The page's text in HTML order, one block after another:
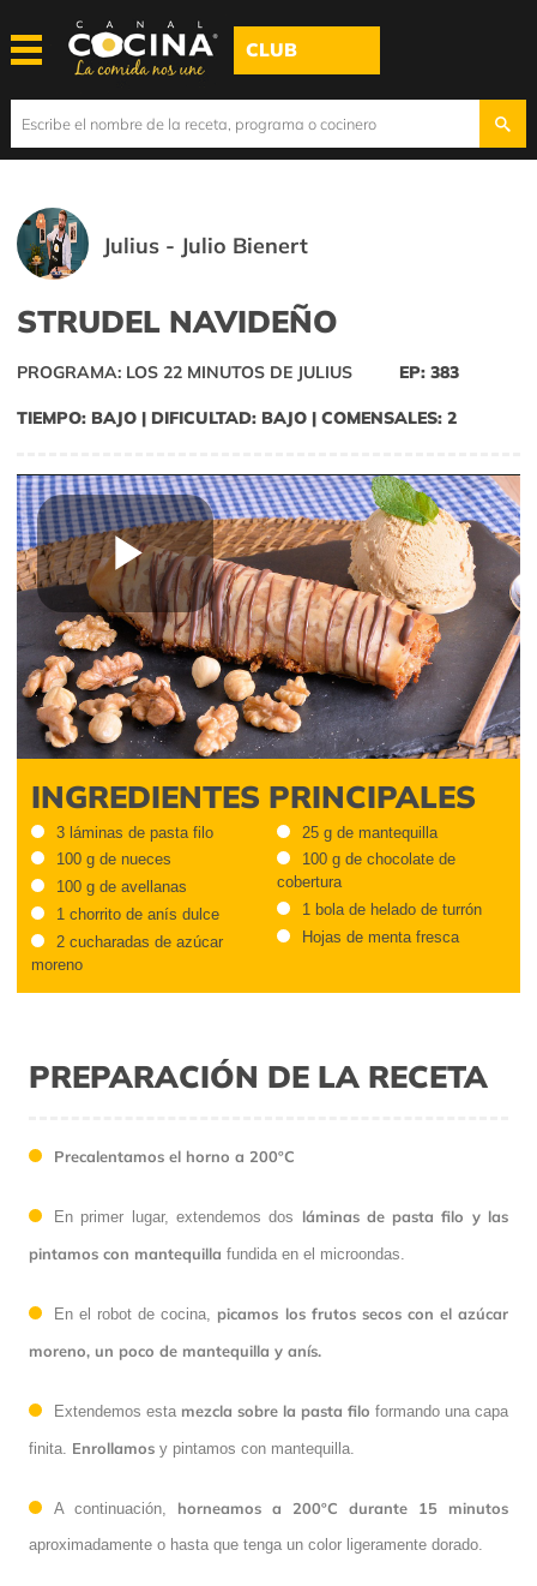
CLUB
Julius - Julio Bienert
STRUDEL NAVIDEÑO
PROGRAMA: LOS 22 MINUTOS DE JULIUS EP: 383
TIEMPO: BAJO | DIFICULTAD: BAJO | COMENSALES: 2
Play
Video
INGREDIENTES PRINCIPALES
3 láminas de pasta filo
100 g de nueces
100 g de avellanas
1 chorrito de anís dulce
2 cucharadas de azúcar
moreno
25 g de mantequilla
100 g de chocolate de
cobertura
1 bola de helado de turrón
Hojas de menta fresca
PREPARACIÓN DE LA RECETA
Precalentamos el horno a 200ºC
En primer lugar, extendemos dos láminas de pasta filo y las
pintamos con mantequilla fundida en el microondas.
En el robot de cocina,
picamos los frutos secos con el azúcar
moreno, un poco de mantequilla y anís.
Extendemos esta mezcla sobre la pasta filo formando una capa
finita. Enrollamos y pintamos con mantequilla.
A continuación, horneamos a 200ºC durante 15 minutos
aproximadamente o hasta que tenga un color ligeramente dorado.